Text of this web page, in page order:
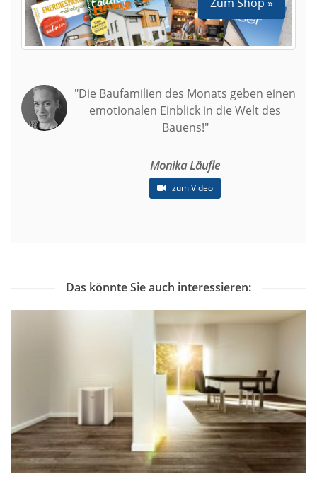
"Die Baufamilien des Monats geben einen
emotionalen Einblick in die Welt des
Bauens!"
Monika Läufle
zum Video
Das könnte Sie auch interessieren: